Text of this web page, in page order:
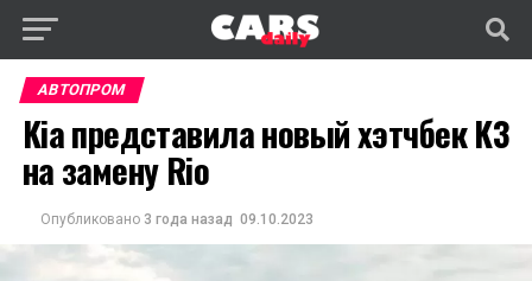
АВТОПРОМ
Kia представила новый хэтчбек K3
на замену Rio
Опубликовано 3 года назад 09.10.2023